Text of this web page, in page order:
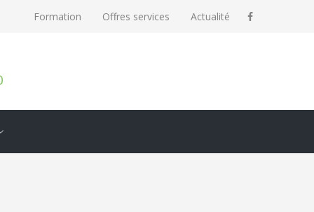
Formation Offres services Actualité